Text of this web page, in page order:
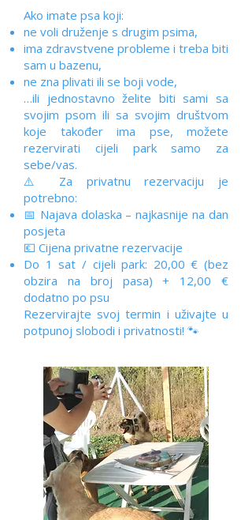
Ako imate psa koji:
ne voli druženje s drugim psima,
ima zdravstvene probleme i treba biti
sam u bazenu,
ne zna plivati ili se boji vode,
…ili jednostavno želite biti sami sa
svojim psom ili sa svojim društvom
koje također ima pse, možete
rezervirati cijeli park samo za
sebe/vas.
⚠️ Za privatnu rezervaciju je
potrebno:
📅 Najava dolaska – najkasnije na dan
posjeta
💶 Cijena privatne rezervacije
Do 1 sat / cijeli park: 20,00 € (bez
obzira na broj pasa) + 12,00 €
dodatno po psu
Rezervirajte svoj termin i uživajte u
potpunoj slobodi i privatnosti! 🐾